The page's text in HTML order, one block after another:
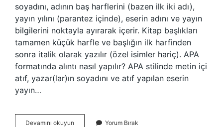
soyadını, adının baş harflerini (bazen ilk iki adı),
yayın yılını (parantez içinde), eserin adını ve yayın
bilgilerini noktayla ayırarak içerir. Kitap başlıkları
tamamen küçük harfle ve başlığın ilk harfinden
sonra italik olarak yazılır (özel isimler hariç). APA
formatında alıntı nasıl yapılır? APA stilinde metin içi
atıf, yazar(lar)ın soyadını ve atıf yapılan eserin
yayın…
Devamını okuyun Yorum Bırak